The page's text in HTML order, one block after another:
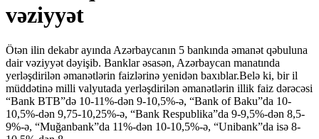
vəziyyət
Ötən ilin dekabr ayında Azərbaycanın 5 bankında əmanət qəbuluna
dair vəziyyət dəyişib. Banklar əsasən, Azərbaycan manatında
yerləşdirilən əmanətlərin faizlərinə yenidən baxıblar.Belə ki, bir il
müddətinə milli valyutada yerləşdirilən əmanətlərin illik faiz dərəcəsi
“Bank BTB”də 10-11%-dən 9-10,5%-ə, “Bank of Baku”da 10-
10,5%-dən 9,75-10,25%-ə, “Bank Respublika”da 9-9,5%-dən 8,5-
9%-ə, “Muğanbank”da 11%-dən 10-10,5%-ə, “Unibank”da isə 8-